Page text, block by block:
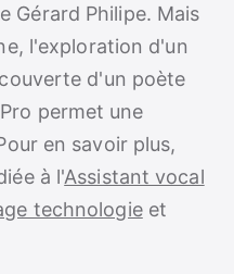
Gérard Philipe. Mais
l'exploration d'un
d'un poète
permet une
en savoir plus,
à l'Assistant vocal
technologieet